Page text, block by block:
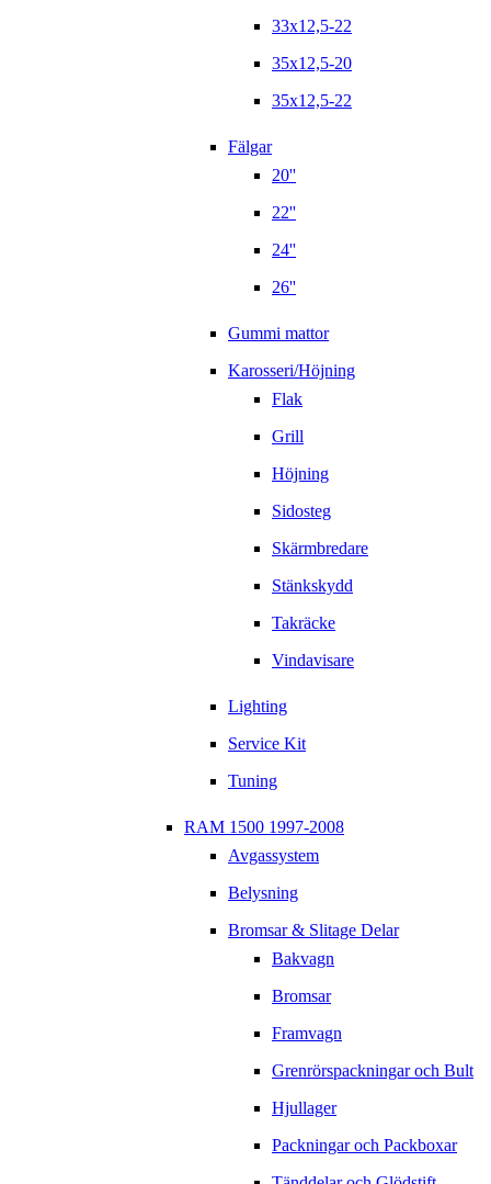
33x12,5-22
35x12,5-20
35x12,5-22
Fälgar
20''
22''
24''
26''
Gummi mattor
Karosseri/Höjning
Flak
Grill
Höjning
Sidosteg
Skärmbredare
Stänkskydd
Takräcke
Vindavisare
Lighting
Service Kit
Tuning
RAM 1500 1997-2008
Avgassystem
Belysning
Bromsar & Slitage Delar
Bakvagn
Bromsar
Framvagn
Grenrörspackningar och Bult
Hjullager
Packningar och Packboxar